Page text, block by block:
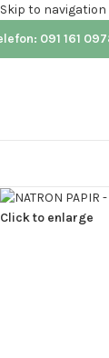
Skip to navigation
091 161
Click to enlarge